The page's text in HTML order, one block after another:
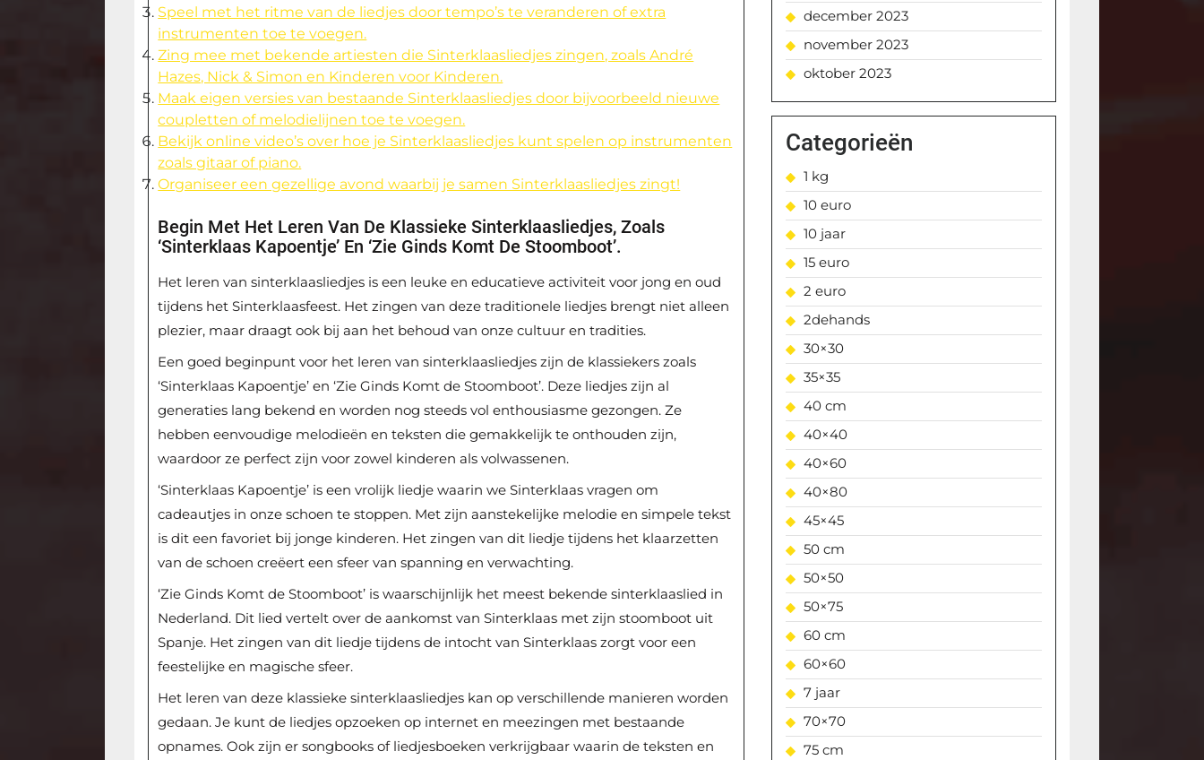
Speel met het ritme van de liedjes door tempo’s te veranderen of extra
instrumenten toe te voegen.
Zing mee met bekende artiesten die Sinterklaasliedjes zingen, zoals André
Hazes, Nick & Simon en Kinderen voor Kinderen.
Maak eigen versies van bestaande Sinterklaasliedjes door bijvoorbeeld nieuwe
coupletten of melodielijnen toe te voegen.
Bekijk online video’s over hoe je Sinterklaasliedjes kunt spelen op instrumenten
zoals gitaar of piano.
Organiseer een gezellige avond waarbij je samen Sinterklaasliedjes zingt!
Begin Met Het Leren Van De Klassieke Sinterklaasliedjes, Zoals
‘Sinterklaas Kapoentje’ En ‘Zie Ginds Komt De Stoomboot’.
Het leren van sinterklaasliedjes is een leuke en educatieve activiteit voor jong en oud
tijdens het Sinterklaasfeest. Het zingen van deze traditionele liedjes brengt niet alleen
plezier, maar draagt ook bij aan het behoud van onze cultuur en tradities.
Een goed beginpunt voor het leren van sinterklaasliedjes zijn de klassiekers zoals
‘Sinterklaas Kapoentje’ en ‘Zie Ginds Komt de Stoomboot’. Deze liedjes zijn al
generaties lang bekend en worden nog steeds vol enthousiasme gezongen. Ze
hebben eenvoudige melodieën en teksten die gemakkelijk te onthouden zijn,
waardoor ze perfect zijn voor zowel kinderen als volwassenen.
‘Sinterklaas Kapoentje’ is een vrolijk liedje waarin we Sinterklaas vragen om
cadeautjes in onze schoen te stoppen. Met zijn aanstekelijke melodie en simpele tekst
is dit een favoriet bij jonge kinderen. Het zingen van dit liedje tijdens het klaarzetten
van de schoen creëert een sfeer van spanning en verwachting.
‘Zie Ginds Komt de Stoomboot’ is waarschijnlijk het meest bekende sinterklaaslied in
Nederland. Dit lied vertelt over de aankomst van Sinterklaas met zijn stoomboot uit
Spanje. Het zingen van dit liedje tijdens de intocht van Sinterklaas zorgt voor een
feestelijke en magische sfeer.
Het leren van deze klassieke sinterklaasliedjes kan op verschillende manieren worden
gedaan. Je kunt de liedjes opzoeken op internet en meezingen met bestaande
opnames. Ook zijn er songbooks of liedjesboeken verkrijgbaar waarin de teksten en
december 2023
november 2023
oktober 2023
Categorieën
1 kg
10 euro
10 jaar
15 euro
2 euro
2dehands
30×30
35×35
40 cm
40×40
40×60
40×80
45×45
50 cm
50×50
50×75
60 cm
60×60
7 jaar
70×70
75 cm